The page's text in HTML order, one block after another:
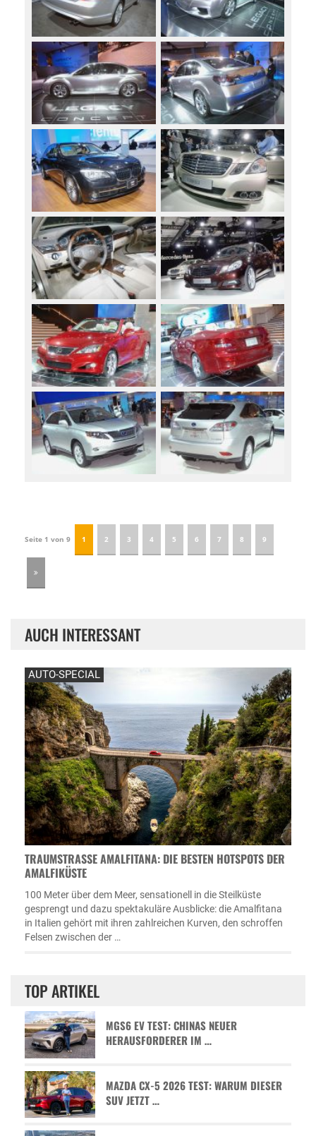
Seite 1 von 9 1 2 3 4 5 6 7 8 9
AUCH INTERESSANT
AUTO-SPECIAL
TRAUMSTRASSE AMALFITANA: DIE BESTEN HOTSPOTS DER A
MALFIKÜSTE
100 Meter über dem Meer, sensationell in die Steilküste
gesprengt und dazu spektakuläre Ausblicke: die Amalfitana
in Italien gehört mit ihren zahlreichen Kurven, den schroffen
Felsen zwischen der …
TOP ARTIKEL
MGS6 EV TEST: CHINAS NEUER
HERAUSFORDERER IM …
MAZDA CX-5 2026 TEST: WARUM DIESER
SUV JETZT …